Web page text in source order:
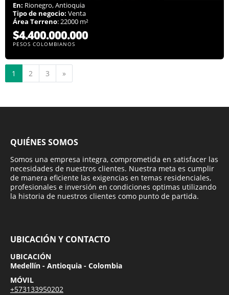
En: Rionegro, Antioquia
Tipo de negocio: Venta
Área Terreno: 22000 m²
$4.400.000.000
PESOS COLOMBIANOS
1 2 3 »
QUIÉNES SOMOS
Somos una empresa integra, comprometida en satisfacer las
necesidades de nuestros clientes. Nuestra meta es cumplir
de manera eficiente las exigencias en temas residenciales,
profesionales e inversión en condiciones optimas utilizando
la historia de nuestros clientes como punto de partida.
UBICACIÓN Y CONTACTO
UBICACIÓN
Medellín - Antioquia - Colombia
MÓVIL
+573133950202